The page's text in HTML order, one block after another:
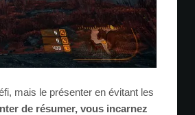
mais le présenter en évitant les
de résumer, vous incarnez